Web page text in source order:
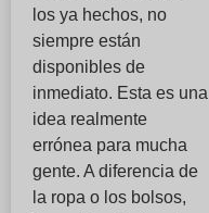
los ya hechos, no
siempre están
disponibles de
inmediato. Esta es una
idea realmente
errónea para mucha
gente. A diferencia de
la ropa o los bolsos,